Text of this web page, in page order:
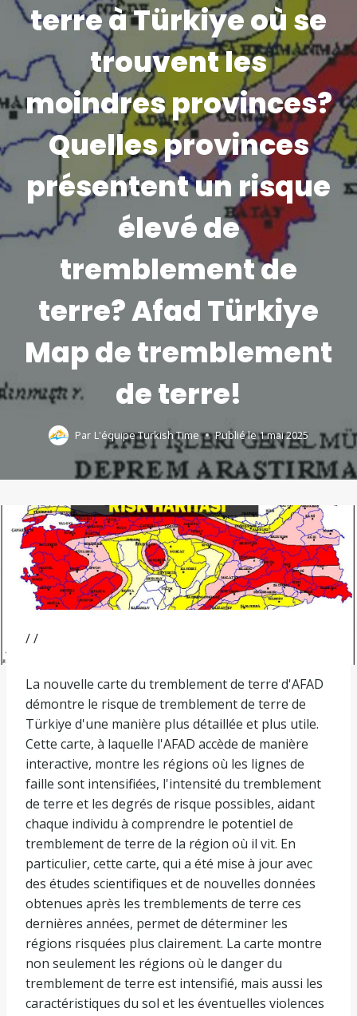
terre à Türkiye où se
trouvent les
moindres provinces?
Quelles provinces
présentent un risque
élevé de
tremblement de
terre? Afad Türkiye
Map de tremblement
de terre!
Par L'équipe Turkish Time Publié le1 mai 2025
/ /
La nouvelle carte du tremblement de terre d'AFAD
démontre le risque de tremblement de terre de
Türkiye d'une manière plus détaillée et plus utile.
Cette carte, à laquelle l'AFAD accède de manière
interactive, montre les régions où les lignes de
faille sont intensifiées, l'intensité du tremblement
de terre et les degrés de risque possibles, aidant
chaque individu à comprendre le potentiel de
tremblement de terre de la région où il vit. En
particulier, cette carte, qui a été mise à jour avec
des études scientifiques et de nouvelles données
obtenues après les tremblements de terre ces
dernières années, permet de déterminer les
régions risquées plus clairement. La carte montre
non seulement les régions où le danger du
tremblement de terre est intensifié, mais aussi les
caractéristiques du sol et les éventuelles violences